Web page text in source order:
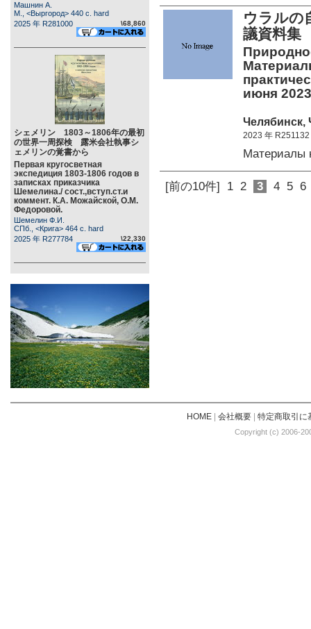
Машнин А.
М., <Выргород> 440 c. hard
2025 年 R281000
\68,860
シェメリン 1803～1806年の最初
の世界一周探検 露米会社執事シ
ェメリンの覚書から
Первая кругосветная
экспедиция 1803-1806 годов в
записках приказчика
Шемелина./ сост.,вступ.ст.и
коммент. К.А. Можайской, О.М.
Федоровой.
Шемелин Ф.И.
СПб., <Крига> 464 c. hard
2025 年 R277784
\22,330
ウラルの
議資料
июня
Челябинск,
2023 年 R251132
Материалы
[前の10件] 1 2 3 4 5 6
HOME| 会社概要| 特定商取引に
Copyright (c) 2006-